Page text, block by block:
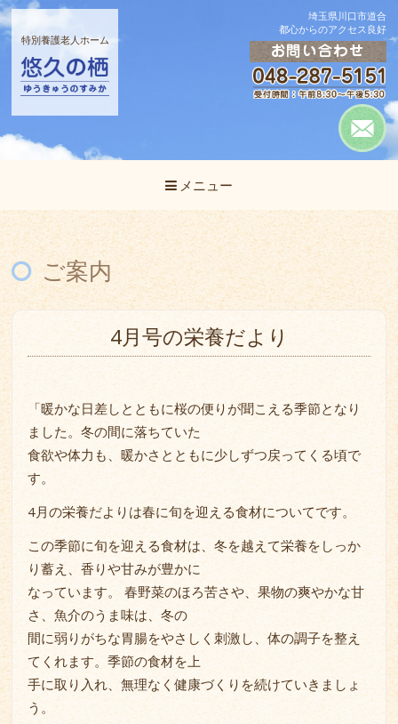
特別養護老人ホーム
埼玉県川口市道合
都心からのアクセス良好
メニュー
ご案内
4月号の栄養だより
「暖かな日差しとともに桜の便りが聞こえる季節となり
ました。冬の間に落ちていた
食欲や体力も、暖かさとともに少しずつ戻ってくる頃で
す。
4月の栄養だよりは春に旬を迎える食材についてです。
この季節に旬を迎える食材は、冬を越えて栄養をしっか
り蓄え、香りや甘みが豊かに
なっています。 春野菜のほろ苦さや、果物の爽やかな甘
さ、魚介のうま味は、冬の
間に弱りがちな胃腸をやさしく刺激し、体の調子を整え
てくれます。季節の食材を上
手に取り入れ、無理なく健康づくりを続けていきましょ
う。